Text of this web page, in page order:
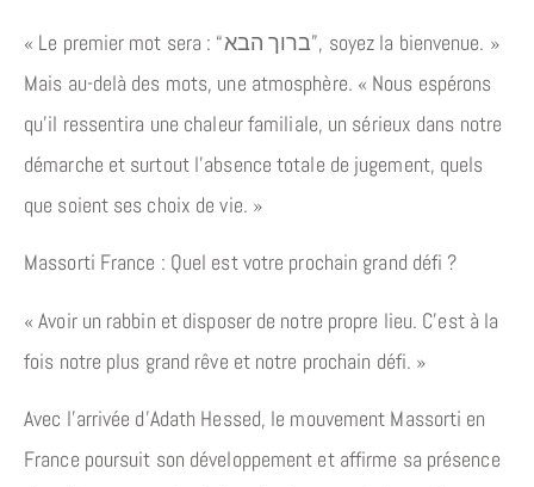
« Le premier mot sera : “ברוך הבא”, soyez la bienvenue. »
Mais au-delà des mots, une atmosphère. « Nous espérons
qu’il ressentira une chaleur familiale, un sérieux dans notre
démarche et surtout l’absence totale de jugement, quels
que soient ses choix de vie. »
Massorti France : Quel est votre prochain grand défi ?
« Avoir un rabbin et disposer de notre propre lieu. C’est à la
fois notre plus grand rêve et notre prochain défi. »
Avec l’arrivée d’Adath Hessed, le mouvement Massorti en
France poursuit son développement et affirme sa présence